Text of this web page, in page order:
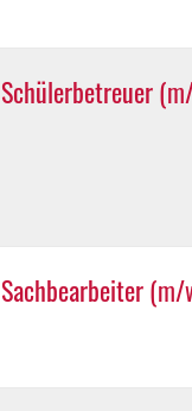
Schülerbetreuer
Sachbearbeiter